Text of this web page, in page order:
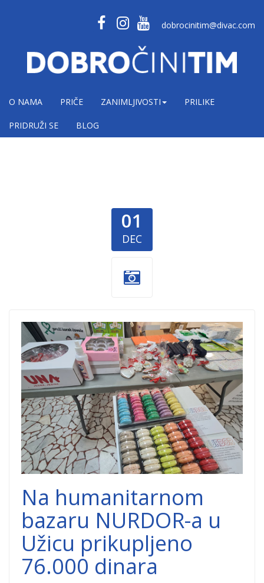
dobrocinitim@divac.com
O NAMA PRIČE ZANIMLJIVOSTI PRILIKE
PRIDRUŽI SE BLOG
01
DEC
NURDOR-1.jpg
Na humanitarnom
bazaru NURDOR-a u
Užicu prikupljeno
76.000 dinara